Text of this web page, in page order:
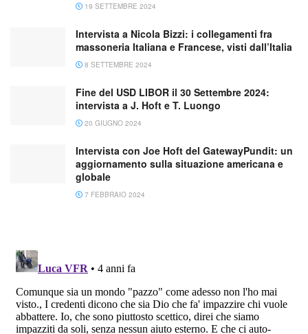
19 SETTEMBRE 2024
Intervista a Nicola Bizzi: i collegamenti fra
massoneria Italiana e Francese, visti dall’Italia
8 SETTEMBRE 2024
Fine del USD LIBOR il 30 Settembre 2024:
intervista a J. Hoft e T. Luongo
20 GIUGNO 2024
Intervista con Joe Hoft del GatewayPundit: un
aggiornamento sulla situazione americana e
globale
7 FEBBRAIO 2024